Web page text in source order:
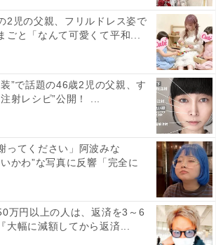
2児の父親、フリルドレス姿で
ごと「なんて可愛くて平和...
”で話題の46歳2児の父親、す
射レシピ”公開！ ...
ってください」阿波みな
かわ”な写真に反響「完全に
万円以上の人は、返済を3～6
大幅に減額してから返済...